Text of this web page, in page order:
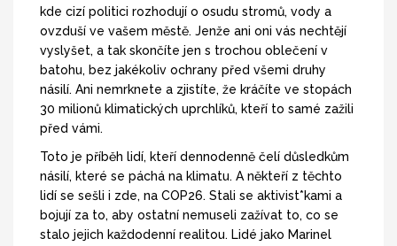
kde cizí politici rozhodují o osudu stromů, vody a
ovzduší ve vašem městě. Jenže ani oni vás nechtějí
vyslyšet, a tak skončíte jen s trochou oblečení v
batohu, bez jakékoliv ochrany před všemi druhy
násilí. Ani nemrknete a zjistíte, že kráčíte ve stopách
30 milionů klimatických uprchlíků, kteří to samé zažili
před vámi.
Toto je příběh lidí, kteří dennodenně čelí důsledkům
násilí, které se páchá na klimatu. A někteří z těchto
lidí se sešli i zde, na COP26. Stali se aktivist*kami a
bojují za to, aby ostatní nemuseli zažívat to, co se
stalo jejich každodenní realitou. Lidé jako Marinel